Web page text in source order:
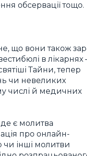
обсервації тощо.
що вони також
в
Тайни, тепер
чи невеликих
числі й медичних
є молитва
про онлайн-
чи інші молитви